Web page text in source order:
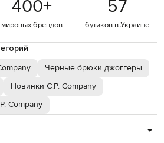
400+
мировых брендов
57
бутиков в Украине
Черные брюки джоггеры
Новинки C.P. Company
Company